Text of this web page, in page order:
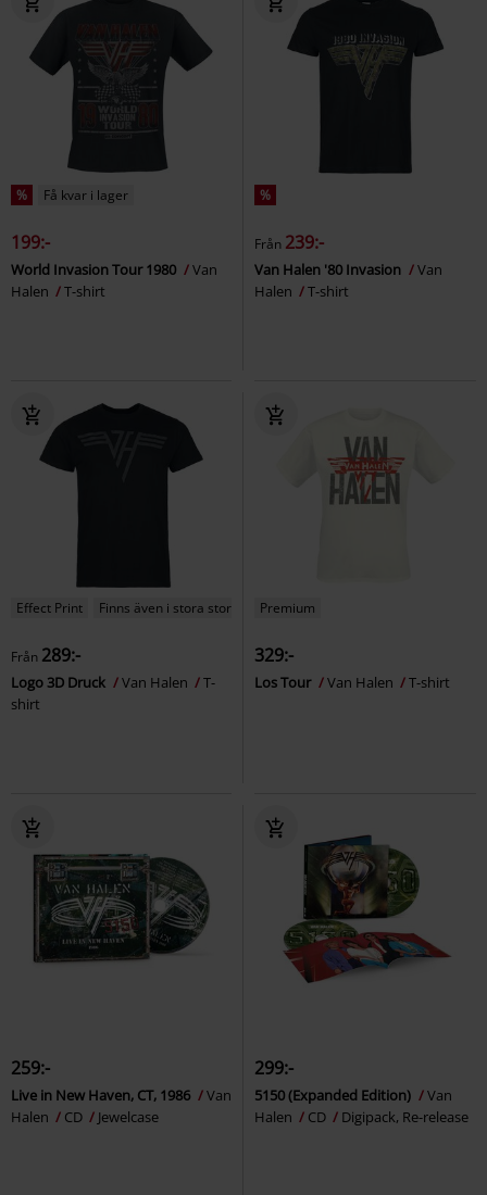
% Få kvar i lager
199:-
World Invasion Tour 1980
Van
Halen
T-shirt
%
Från 239:-
Van Halen '80 Invasion
Van
Halen
T-shirt
Effect Print Finns även i stora storlekar
Från 289:-
Logo 3D Druck Van Halen
T-
shirt
Premium
329:-
Los Tour Van Halen T-shirt
259:-
Live in New Haven, CT, 1986
Van
Halen
CD Jewelcase
299:-
5150 (Expanded Edition)
Van
Halen
CD Digipack, Re-release